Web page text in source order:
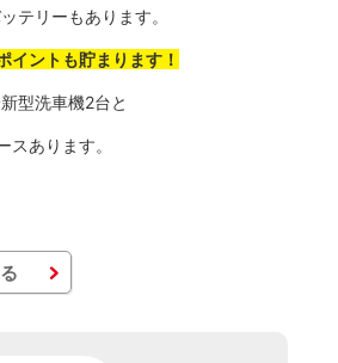
テリーもあります。
イントも貯まります！
型洗車機2台と
あります。